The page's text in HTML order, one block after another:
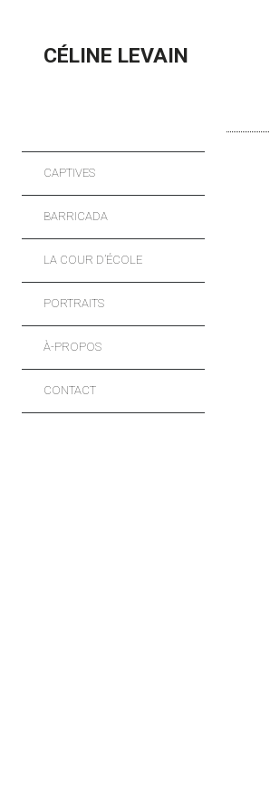
CÉLINE LEVAIN
CAPTIVES
BARRICADA
LA COUR D’ÉCOLE
PORTRAITS
À-PROPOS
CONTACT